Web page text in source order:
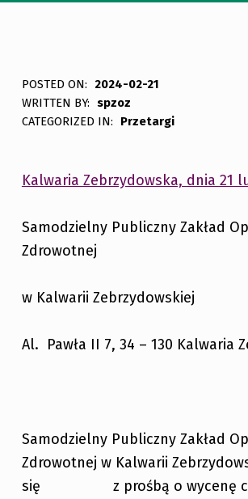
POSTED ON: 2024-02-21
WRITTEN BY: spzoz
CATEGORIZED IN:
Przetargi
Kalwaria Zebrzydowska, dnia 21
Samodzielny Publiczny Zakład
Zdrowotnej
w Kalwarii Zebrzydowskiej
Al. Pawła II 7, 34 – 130 Kalwaria
Samodzielny Publiczny Zakład
Zdrowotnej w Kalwarii
się z prośbą o wycenę